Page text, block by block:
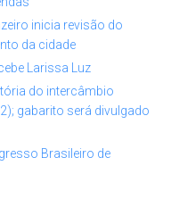
inicia revisão do
da cidade
Larissa Luz
do intercâmbio
gabarito será divulgado
Brasileiro de